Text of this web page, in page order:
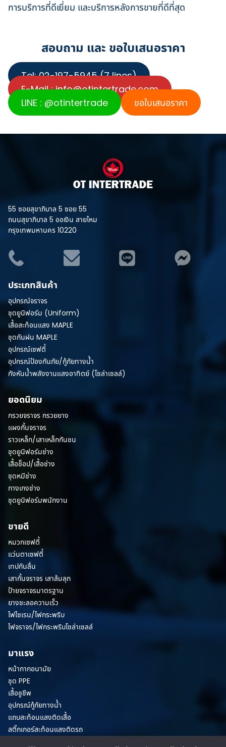
การบริการที่ดีเยี่ยม และบริการหลังการขายที่ดีที่สุด
สอบถาม และ ขอใบเสนอราคา
Tel: 02-197-5945 (7 lines)
E-Mail : info@otintertrade.com
LINE : @otintertrade ขอใบเสนอราคา
55 ซอยสุขาภิบาล 5 ซอย 55
ถนนสุขาภิบาล 5 ออเงิน สายไหม
กรุงเทพมหานคร 10220
ประเภทสินค้า
อุปกรณ์จราจร
ชุดยูนิฟอร์ม (Uniform)
เสื้อสะท้อนแสง MAPLE
ชุดกันฝน MAPLE
อุปกรณ์เซฟตี้
อุปกรณ์ป้องกันภัย/กู้ภัยทางน้ำ
กังหันน้ำพลังงานแสงอาทิตย์ (โซล่าเซลล์)
ยอดนิยม
กรวยจราจร กรวยยาง
แผงกั้นจราจร
ราวเหล็ก/เสาเหล็กกันชน
ชุดยูนิฟอร์มช่าง
เสื้อช็อป/เสื้อช่าง
ชุดหมีช่าง
กางเกงช่าง
ชุดยูนิฟอร์มพนักงาน
ขายดี
หมวกเซฟตี้
แว่นตาเซฟตี้
เทปกันลื่น
เสากั้นจราจร เสาล้มลุก
ป้ายจราจรมาตรฐาน
ยางชะลอความเร็ว
ไฟไซเรน/ไฟกระพริบ
ไฟจราจร/ไฟกระพริบโซล่าเซลล์
มาแรง
หน้ากากอนามัย
ชุด PPE
เสื้อชูชีพ
อุปกรณ์กู้ภัยทางน้ำ
แถบสะท้อนแสงติดเสื้อ
สติ๊กเกอร์สะท้อนแสงติดรถ